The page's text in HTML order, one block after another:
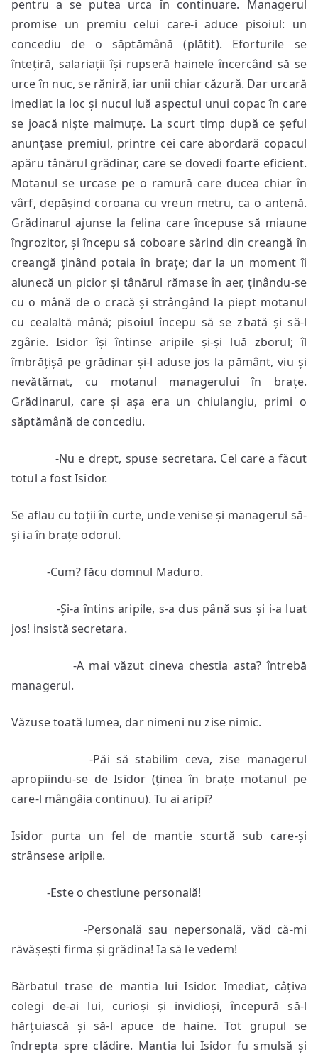
pentru a se putea urca în continuare. Managerul
promise un premiu celui care-i aduce pisoiul: un
concediu de o săptămână (plătit). Eforturile se
întețiră, salariații își rupseră hainele încercând să se
urce în nuc, se răniră, iar unii chiar căzură. Dar urcară
imediat la loc și nucul luă aspectul unui copac în care
se joacă niște maimuțe. La scurt timp după ce șeful
anunțase premiul, printre cei care abordară copacul
apăru tânărul grădinar, care se dovedi foarte eficient.
Motanul se urcase pe o ramură care ducea chiar în
vârf, depășind coroana cu vreun metru, ca o antenă.
Grădinarul ajunse la felina care începuse să miaune
îngrozitor, și începu să coboare sărind din creangă în
creangă ținând potaia în brațe; dar la un moment îi
alunecă un picior și tânărul rămase în aer, ținându-se
cu o mână de o cracă și strângând la piept motanul
cu cealaltă mână; pisoiul începu să se zbată și să-l
zgârie. Isidor își întinse aripile și-și luă zborul; îl
îmbrățișă pe grădinar și-l aduse jos la pământ, viu și
nevătămat, cu motanul managerului în brațe.
Grădinarul, care și așa era un chiulangiu, primi o
săptămână de concediu.
-Nu e drept, spuse secretara. Cel care a făcut
totul a fost Isidor.
Se aflau cu toții în curte, unde venise și managerul să-
și ia în brațe odorul.
-Cum? făcu domnul Maduro.
-Și-a întins aripile, s-a dus până sus și i-a luat
jos! insistă secretara.
-A mai văzut cineva chestia asta? întrebă
managerul.
Văzuse toată lumea, dar nimeni nu zise nimic.
-Păi să stabilim ceva, zise managerul
apropiindu-se de Isidor (ținea în brațe motanul pe
care-l mângâia continuu). Tu ai aripi?
Isidor purta un fel de mantie scurtă sub care-și
strânsese aripile.
-Este o chestiune personală!
-Personală sau nepersonală, văd că-mi
răvășești firma și grădina! Ia să le vedem!
Bărbatul trase de mantia lui Isidor. Imediat, câțiva
colegi de-ai lui, curioși și invidioși, începură să-l
hărțuiască și să-l apuce de haine. Tot grupul se
îndrepta spre clădire. Mantia lui Isidor fu smulsă și